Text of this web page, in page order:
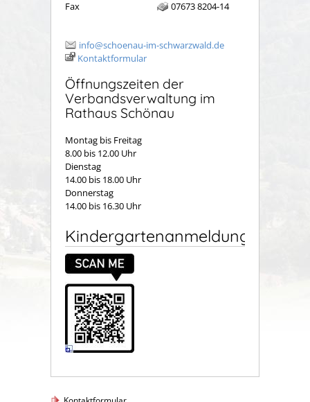
Fax
07673 8204-14
info@schoenau-im-schwarzwald.de
Kontaktformular
Öffnungszeiten der
Verbandsverwaltung im
Rathaus Schönau
Montag bis Freitag
8.00 bis 12.00 Uhr
Dienstag
14.00 bis 18.00 Uhr
Donnerstag
14.00 bis 16.30 Uhr
Kindergartenanmeldung